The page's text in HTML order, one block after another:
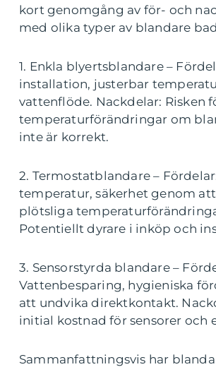
kort genomgång av för- och
med olika typer av blandare
1. Enkla blyertsblandare –
installation, justerbar
vattenflöde. Nackdelar: Risken
temperaturförändringar om
inte är korrekt.
2. Termostatblandare –
temperatur, säkerhet genom
plötsliga
Potentiellt dyrare i inköp och
3. Sensorstyrda blandare –
Vattenbesparing, hygieniska
att undvika direktkontakt.
initial kostnad för sensorer och
Sammanfattningsvis har